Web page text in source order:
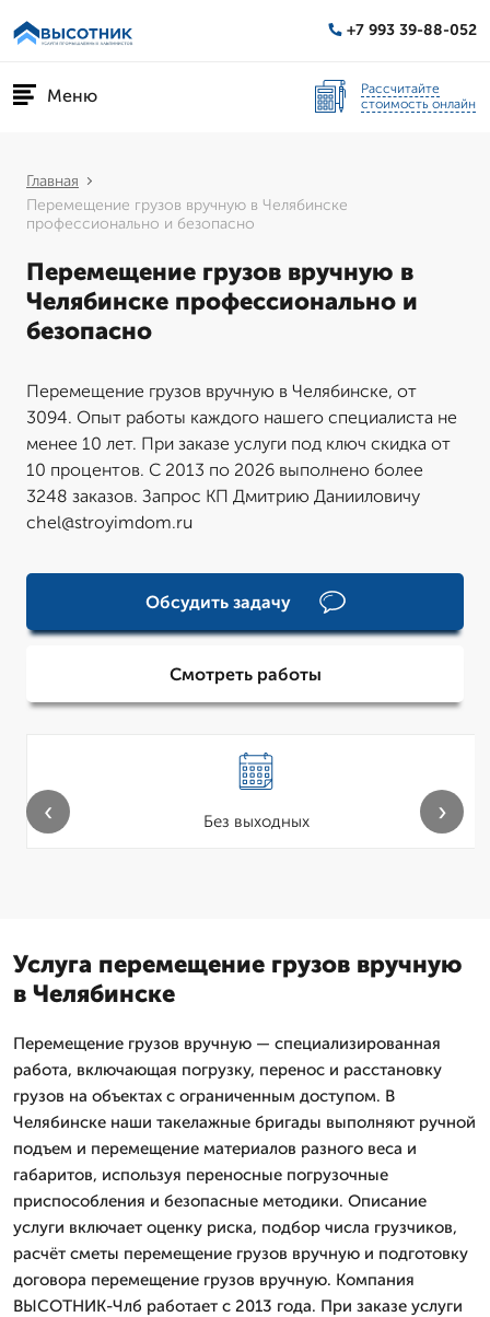
+7 993 39-88-052
Меню
Рассчитайте
стоимость онлайн
Главная
Перемещение грузов вручную в Челябинске
профессионально и безопасно
Перемещение грузов вручную в
Челябинске профессионально и
безопасно
Перемещение грузов вручную в Челябинске, от
3094. Опыт работы каждого нашего специалиста не
менее 10 лет. При заказе услуги под ключ скидка от
10 процентов. С 2013 по 2026 выполнено более
3248 заказов. Запрос КП Дмитрию Данииловичу
chel@stroyimdom.ru
Обсудить задачу
Смотреть работы
Без выходных
‹ ›
Услуга перемещение грузов вручную
в Челябинске
Перемещение грузов вручную — специализированная
работа, включающая погрузку, перенос и расстановку
грузов на объектах с ограниченным доступом. В
Челябинске наши такелажные бригады выполняют ручной
подъем и перемещение материалов разного веса и
габаритов, используя переносные погрузочные
приспособления и безопасные методики. Описание
услуги включает оценку риска, подбор числа грузчиков,
расчёт сметы перемещение грузов вручную и подготовку
договора перемещение грузов вручную. Компания
ВЫСОТНИК-Члб работает с 2013 года. При заказе услуги